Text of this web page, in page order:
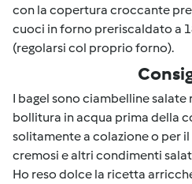
con la copertura croccante
cuoci in forno preriscaldato a
(regolarsi col proprio forno).
I bagel sono ciambelline salate
bollitura in acqua prima della
solitamente a colazione o per
cremosi e altri condimenti
Ho reso dolce la ricetta